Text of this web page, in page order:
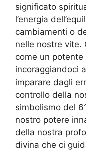
significato
l’energia
cambiamenti o
nelle nostre vite.
come un
incoraggiandoci
imparare dagli
controllo della
simbolismo del
nostro potere
della nostra
divina che ci